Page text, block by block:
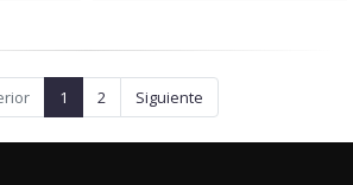
1 2 Siguiente